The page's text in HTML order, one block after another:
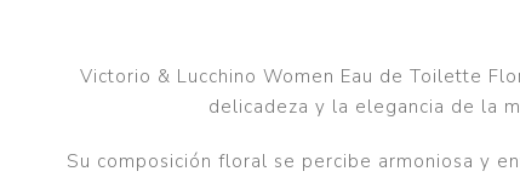
Victorio & Lucchino Women Eau de Toilette
delicadeza y la elegancia de la
Su composición floral se percibe armoniosa y